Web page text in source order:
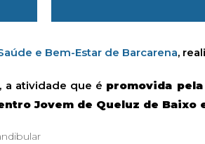
e Bem-Estar de Barcarena,
, a atividade que é promovida pela
Jovem de Queluz de